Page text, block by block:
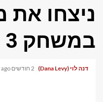
ניצחו את
במשחק 3
דנה לוי (Dana Levy) 2 חודשים ago